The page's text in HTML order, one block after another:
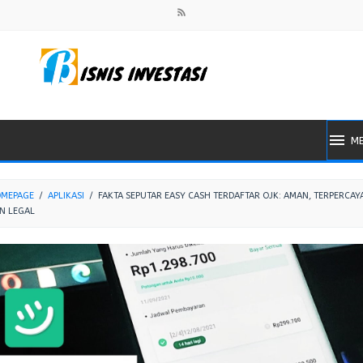
/ APLIKASI / FAKTA SEPUTAR EASY CASH TERDAFTAR OJK: AMAN,
LEGAL